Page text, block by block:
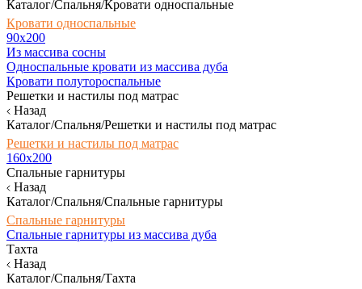
Каталог/Спальня/Кровати односпальные
Кровати односпальные
90х200
Из массива сосны
Односпальные кровати из массива дуба
Кровати полутороспальные
Решетки и настилы под матрас
Назад
Каталог/Спальня/Решетки и настилы под матрас
Решетки и настилы под матрас
160х200
Спальные гарнитуры
Назад
Каталог/Спальня/Спальные гарнитуры
Спальные гарнитуры
Спальные гарнитуры из массива дуба
Тахта
Назад
Каталог/Спальня/Тахта